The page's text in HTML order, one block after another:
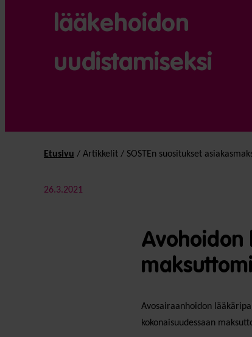
lääkehoidon
uudistamiseksi
Etusivu / Artikkelit / SOSTEn suositukset
26.3.2021
Avosairaanhoidon
kokonaisuudessaan